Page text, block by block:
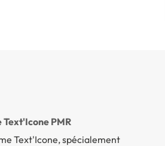
PMR
Text'Icone, spécialement